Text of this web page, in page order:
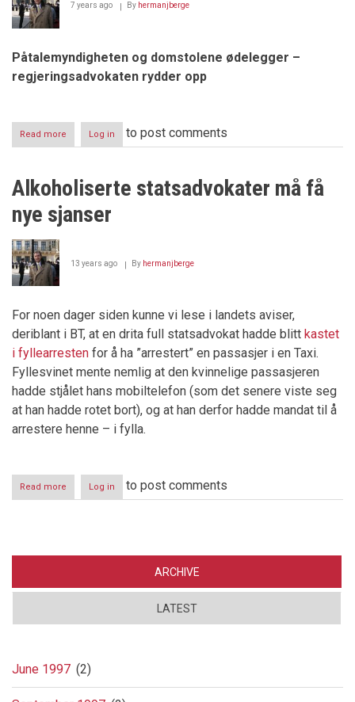
7 years ago By hermanjberge
Påtalemyndigheten og domstolene ødelegger –
regjeringsadvokaten rydder opp
Read more about
Regjeringsadvokaten
og
fest
Log in to post comments
Alkoholiserte statsadvokater må få
nye sjanser
13 years ago By hermanjberge
For noen dager siden kunne vi lese i landets aviser,
deriblant i BT, at en drita full statsadvokat hadde blitt kastet
i fyllearresten for å ha ”arrestert” en passasjer i en Taxi.
Fyllesvinet mente nemlig at den kvinnelige passasjeren
hadde stjålet hans mobiltelefon (som det senere viste seg
at han hadde rotet bort), og at han derfor hadde mandat til å
arrestere henne – i fylla.
Read more
Alkoholiserte
nye
Log in to post comments
ARCHIVE
LATEST
June 1997 (2)